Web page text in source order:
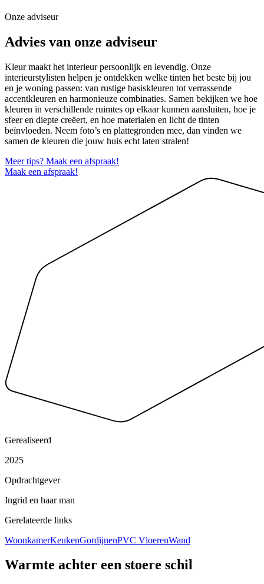
Onze adviseur
Advies van onze adviseur
Kleur maakt het interieur persoonlijk en levendig. Onze
interieurstylisten helpen je ontdekken welke tinten het beste bij jou
en je woning passen: van rustige basiskleuren tot verrassende
accentkleuren en harmonieuze combinaties. Samen bekijken we hoe
kleuren in verschillende ruimtes op elkaar kunnen aansluiten, hoe je
sfeer en diepte creëert, en hoe materialen en licht de tinten
beïnvloeden. Neem foto’s en plattegronden mee, dan vinden we
samen de kleuren die jouw huis echt laten stralen!
Meer tips? Maak een afspraak!
Maak een afspraak!
Gerealiseerd
2025
Opdrachtgever
Ingrid en haar man
Gerelateerde links
WoonkamerKeukenGordijnenPVC VloerenWand
Warmte achter een stoere schil